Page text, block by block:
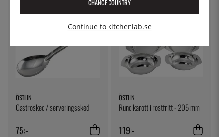
ÖSTLIN
Gastrosked / serveringssked
75:-
ÖSTLIN
Rund karott i rostfritt - 205 mm
119:-
CHANGE COUNTRY
Continue to kitchenlab.se